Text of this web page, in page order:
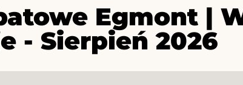
Egmont |
- Sierpień 2026